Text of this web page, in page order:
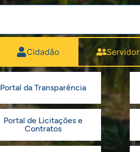
Cidadão Servidor
Portal da Transparência
Portal de Licitações e
Contratos